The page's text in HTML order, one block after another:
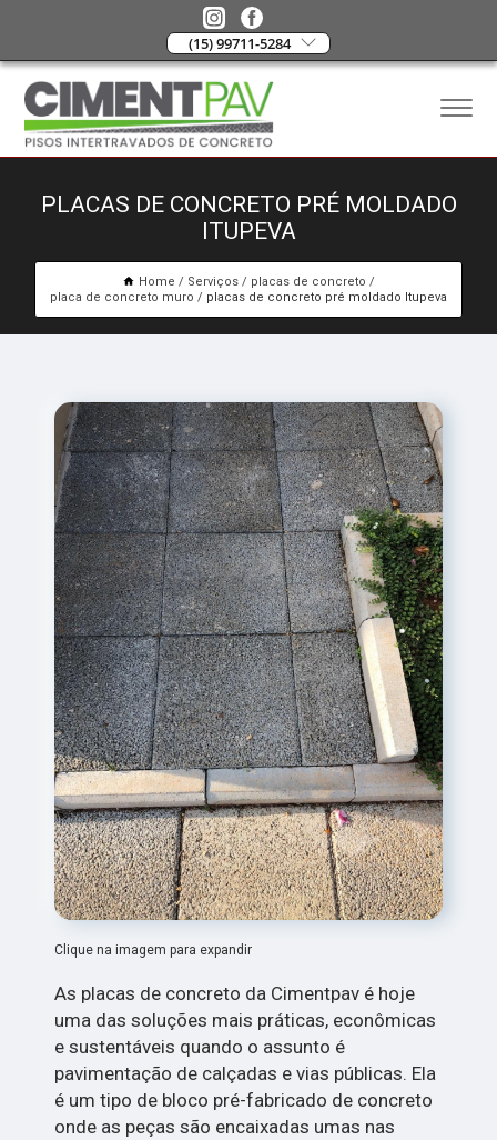
(15) 99711-5284
PLACAS DE CONCRETO PRÉ MOLDADO
ITUPEVA
Home Serviços
placas de concreto
placa de concreto muro
placas de concreto pré moldado Itupeva
Clique na imagem para expandir
As placas de concreto da Cimentpav é hoje
uma das soluções mais práticas, econômicas
e sustentáveis quando o assunto é
pavimentação de calçadas e vias públicas. Ela
é um tipo de bloco pré-fabricado de concreto
onde as peças são encaixadas umas nas